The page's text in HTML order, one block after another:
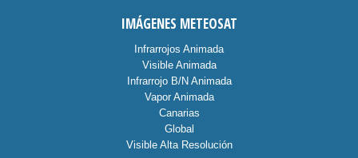
IMÁGENES METEOSAT
Infrarrojos Animada
Visible Animada
Infrarrojo B/N Animada
Vapor Animada
Canarias
Global
Visible Alta Resolución